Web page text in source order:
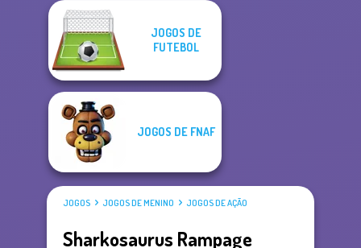
JOGOS DE
FUTEBOL
JOGOS DE FNAF
JOGOS JOGOS DE MENINO JOGOS DE AÇÃO
Sharkosaurus Rampage